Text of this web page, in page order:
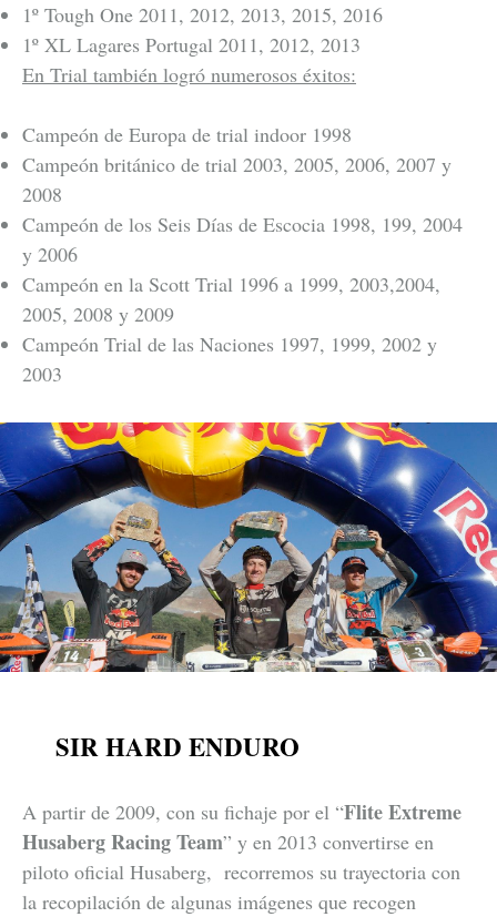
1º Tough One 2011, 2012, 2013, 2015, 2016
1º XL Lagares Portugal 2011, 2012, 2013
En Trial también logró numerosos éxitos:
Campeón de Europa de trial indoor 1998
Campeón británico de trial 2003, 2005, 2006, 2007 y
2008
Campeón de los Seis Días de Escocia 1998, 199, 2004
y 2006
Campeón en la Scott Trial 1996 a 1999, 2003,2004,
2005, 2008 y 2009
Campeón Trial de las Naciones 1997, 1999, 2002 y
2003
SIR HARD ENDURO
A partir de 2009, con su fichaje por el “Flite Extreme
Husaberg Racing Team” y en 2013 convertirse en
piloto oficial Husaberg, recorremos su trayectoria con
la recopilación de algunas imágenes que recogen